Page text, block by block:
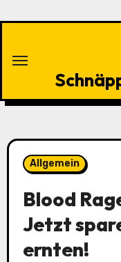
Allgemein
Blood
Jetzt
ernten!